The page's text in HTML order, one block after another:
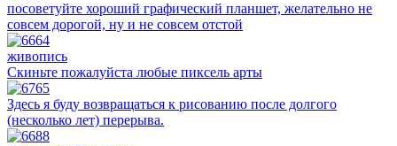
посоветуйте хороший графический планшет, желательно не
совсем дорогой, ну и не совсем отстой
живопись
Скиньте пожалуйста любые пиксель арты
Здесь я буду возвращаться к рисованию после долгого
(несколько лет) перерыва.